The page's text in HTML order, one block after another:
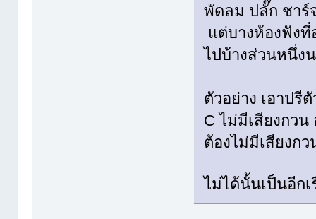
พัดลม ปลั๊ก ชาร์
แต่บางห้องฟัง
ไปบ้างส่วนหนึ่ง
ตัวอย่าง เอาปรี
C ไม่มีเสียงกว
ต้องไม่มีเสียงก
ไม่ได้นั้นเป็นอีก